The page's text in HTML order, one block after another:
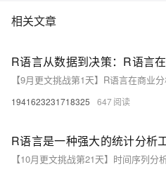
相关文章
R语言从数据到决策：R语言
1941623231718325 647